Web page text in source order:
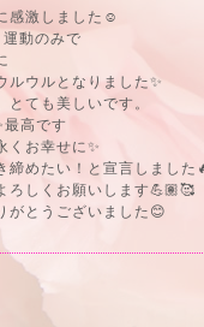
感激しました☺️
動のみで
ルウルとなりました✨
ても美しいです。
高です
くお幸せに✨
めたい！と宣言しました
ろしくお願いします💪🏽🥰
がとうございました😊